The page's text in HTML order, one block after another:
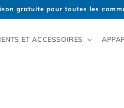
gratuite pour toutes les
ET ACCESSOIRES